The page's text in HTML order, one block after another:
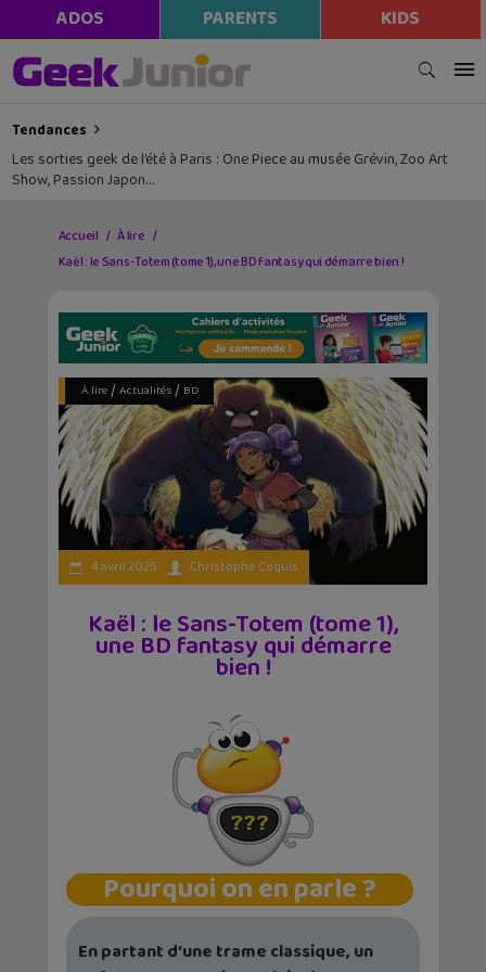
ADOS PARENTS KIDS
Tendances
Les sorties geek de l’été à Paris : One Piece au musée Grévin, Zoo Art
Show, Passion Japon…
Accueil
À lire
Kaël : le Sans-Totem (tome 1), une BD fantasy qui démarre bien !
À lire/ Actualités/ BD
4 avril 2025 Christophe Coquis
Kaël : le Sans-Totem (tome 1),
une BD fantasy qui démarre
bien !
Pourquoi on en parle ?
En partant d’une trame classique, un